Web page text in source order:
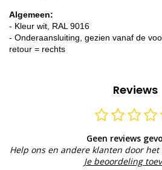
Algemeen:
- Kleur wit, RAL 9016
- Onderaansluiting, gezien vanaf de
retour = rechts
Reviews
Geen reviews
Help ons en andere klanten door
Je beoordeling